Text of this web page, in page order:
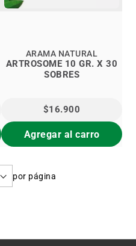
ARTROSOME 10 GR. X 30
SOBRES
ARAMA NATURAL
$16.900
Agregar al carro
por página